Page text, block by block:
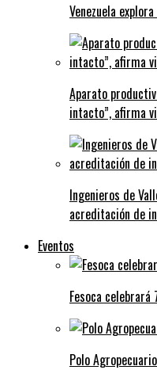
Venezuela
Aparato
intacto”, afirma
Ingenieros de
acreditación de
Eventos
Fesoca celebrará
Polo